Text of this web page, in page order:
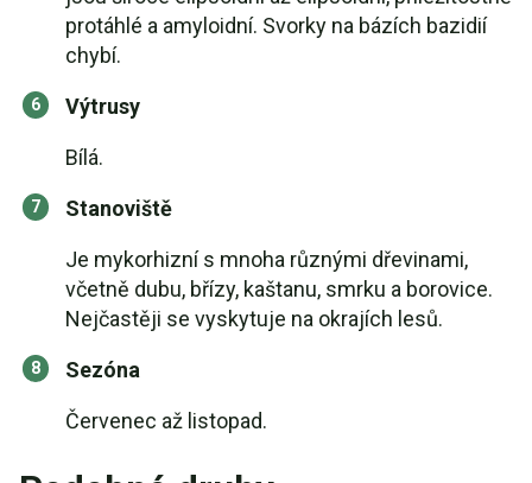
protáhlé a amyloidní. Svorky na bázích bazidií
chybí.
Výtrusy
Bílá.
Stanoviště
Je mykorhizní s mnoha různými dřevinami,
včetně dubu, břízy, kaštanu, smrku a borovice.
Nejčastěji se vyskytuje na okrajích lesů.
Sezóna
Červenec až listopad.